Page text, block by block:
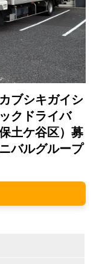
ブシキガイシ
クドライバ
土ケ谷区）募
バルグループ